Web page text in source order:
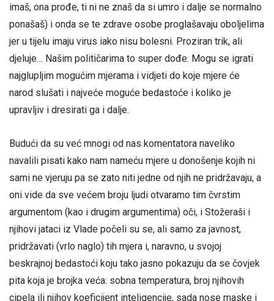
imaš, ona prođe, ti ni ne znaš da si umro i dalje se normalno
ponašaš) i onda se te zdrave osobe proglašavaju oboljelima
jer u tijelu imaju virus iako nisu bolesni. Proziran trik, ali
djeluje… Našim političarima to super dođe. Mogu se igrati
najglupljim mogućim mjerama i vidjeti do koje mjere će
narod slušati i najveće moguće bedastoće i koliko je
upravljiv i dresirati ga i dalje.
Budući da su već mnogi od nas komentatora naveliko
navalili pisati kako nam nameću mjere u donošenje kojih ni
sami ne vjeruju pa se zato niti jedne od njih ne pridržavaju, a
oni vide da sve većem broju ljudi otvaramo tim čvrstim
argumentom (kao i drugim argumentima) oči, i Stožeraši i
njihovi jataci iz Vlade počeli su se, ali samo za javnost,
pridržavati (vrlo naglo) tih mjera i, naravno, u svojoj
beskrajnoj bedastoći koju tako jasno pokazuju da se čovjek
pita koja je brojka veća: sobna temperatura, broj njihovih
cipela ili njihov koeficijent inteligencije, sada nose maske i